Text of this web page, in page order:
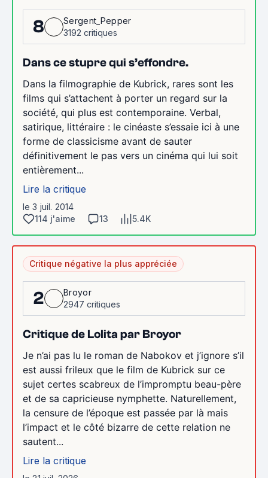
8
Sergent_Pepper
3192 critiques
Dans ce stupre qui s’effondre.
Dans la filmographie de Kubrick, rares sont les
films qui s’attachent à porter un regard sur la
société, qui plus est contemporaine. Verbal,
satirique, littéraire : le cinéaste s’essaie ici à une
forme de classicisme avant de sauter
définitivement le pas vers un cinéma qui lui soit
entièrement...
Lire la critique
le 3 juil. 2014
114 j'aime
13 5.4K
Critique négative la plus appréciée
2
Broyor
2947 critiques
Critique de Lolita par Broyor
Je n’ai pas lu le roman de Nabokov et j’ignore s’il
est aussi frileux que le film de Kubrick sur ce
sujet certes scabreux de l’impromptu beau-père
et de sa capricieuse nymphette. Naturellement,
la censure de l’époque est passée par là mais
l’impact et le côté bizarre de cette relation ne
sautent...
Lire la critique